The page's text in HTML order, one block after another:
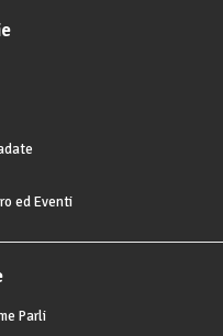
ed Eventi
Parli